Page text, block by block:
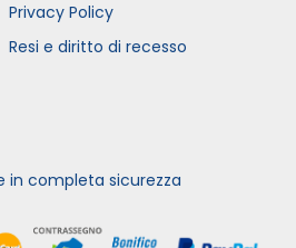
Privacy Policy
Resi e diritto di recesso
in completa sicurezza